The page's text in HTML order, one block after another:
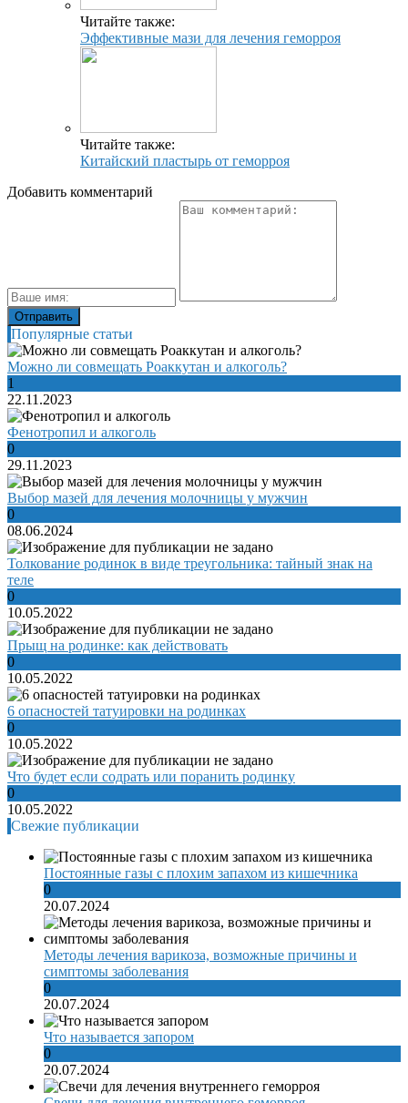
Читайте также:
Эффективные мази для лечения геморроя
Читайте также:
Китайский пластырь от геморроя
Добавить комментарий
Популярные статьи
Можно ли совмещать Роаккутан и алкоголь?
1
22.11.2023
Фенотропил и алкоголь
0
29.11.2023
Выбор мазей для лечения молочницы у мужчин
0
08.06.2024
Толкование родинок в виде треугольника: тайный знак на
теле
0
10.05.2022
Прыщ на родинке: как действовать
0
10.05.2022
6 опасностей татуировки на родинках
0
10.05.2022
Что будет если содрать или поранить родинку
0
10.05.2022
Свежие публикации
Постоянные газы с плохим запахом из кишечника
0
20.07.2024
Методы лечения варикоза, возможные причины и
симптомы заболевания
0
20.07.2024
Что называется запором
0
20.07.2024